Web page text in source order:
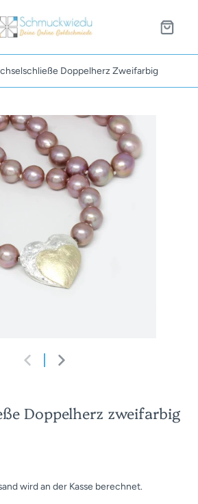
Doppelherz Zweifarbig
Doppelherz zweifarbig
wird an der Kasse berechnet.